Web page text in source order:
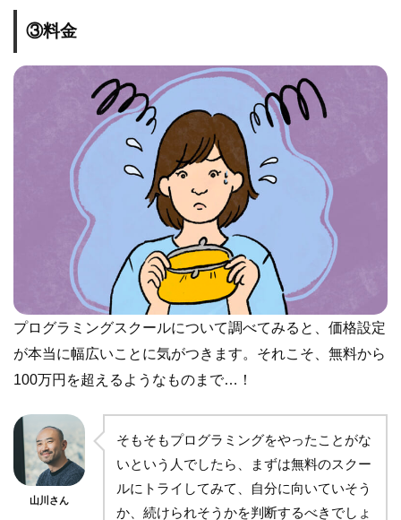
③料金
プログラミングスクールについて調べてみると、価格設定
が本当に幅広いことに気がつきます。それこそ、無料から
100万円を超えるようなものまで…！
山川さん
そもそもプログラミングをやったことがな
いという人でしたら、まずは無料のスクー
ルにトライしてみて、自分に向いていそう
か、続けられそうかを判断するべきでしょ